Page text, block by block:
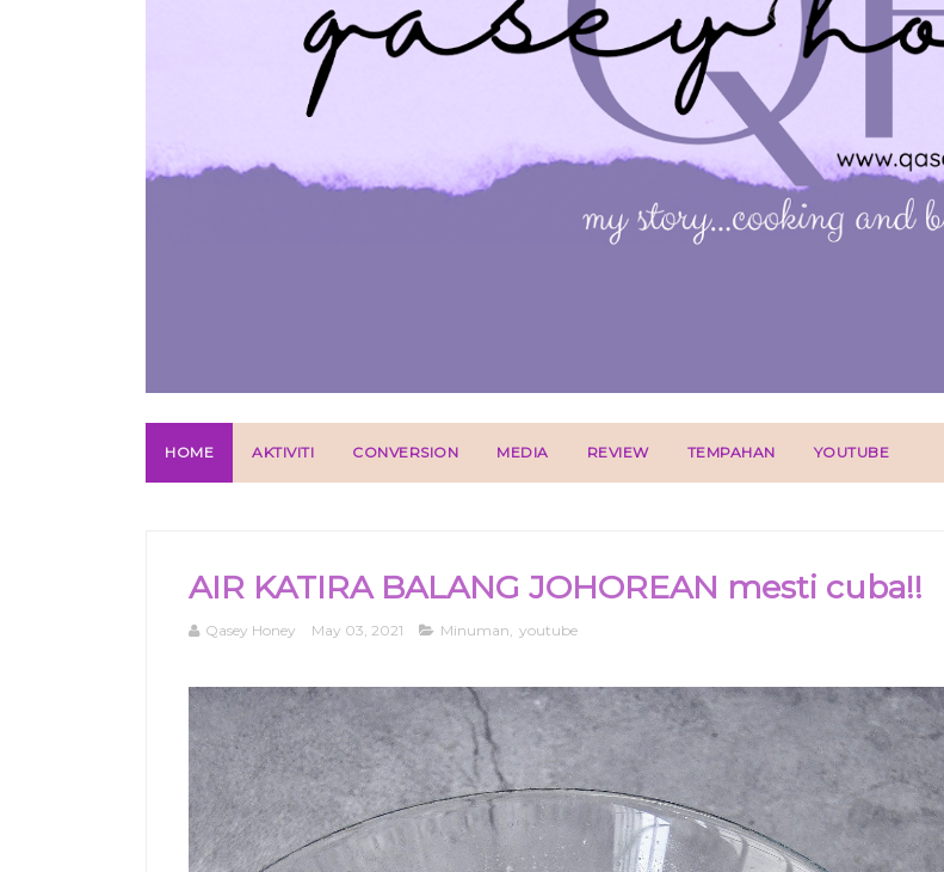
HOME AKTIVITI CONVERSION MEDIA REVIEW TEMPAHAN YOUTUBE
AIR KATIRA BALANG JOHOREAN mesti cuba!!
Qasey Honey May 03, 2021 Minuman youtube